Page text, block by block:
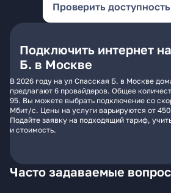
Проверить
Подключить интернет
Б. в Москве
В 2026 году на ул Спасская Б. в Москве
предлагают 6 провайдеров. Общее
95. Вы можете выбрать подключение со
Мбит/с. Цены на услуги варьируются от
Подайте заявку на подходящий тариф,
и стоимость.
Часто задаваемые